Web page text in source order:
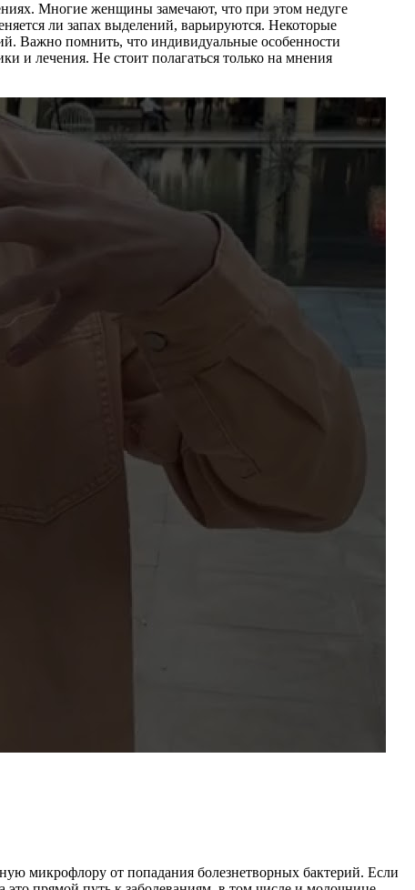
Многие женщины замечают, что при этом недуге
ли запах выделений, варьируются. Некоторые
Важно помнить, что индивидуальные особенности
и лечения. Не стоит полагаться только на мнения
микрофлору от попадания болезнетворных бактерий. Если